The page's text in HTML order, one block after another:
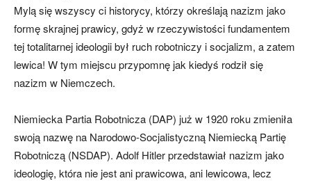
Mylą się wszyscy ci historycy, którzy określają nazizm jako
formę skrajnej prawicy, gdyż w rzeczywistości fundamentem
tej totalitarnej ideologii był ruch robotniczy i socjalizm, a zatem
lewica! W tym miejscu przypomnę jak kiedyś rodził się
nazizm w Niemczech.
Niemiecka Partia Robotnicza (DAP) już w 1920 roku zmieniła
swoją nazwę na Narodowo-Socjalistyczną Niemiecką Partię
Robotniczą (NSDAP). Adolf Hitler przedstawiał nazizm jako
ideologię, która nie jest ani prawicowa, ani lewicowa, lecz